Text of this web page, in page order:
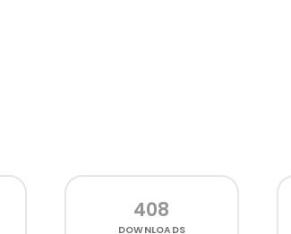
408
DOWNLOADS